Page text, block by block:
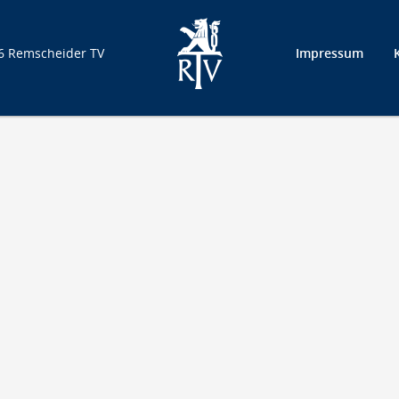
Remscheider TV Impressum